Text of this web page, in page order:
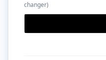
changer)